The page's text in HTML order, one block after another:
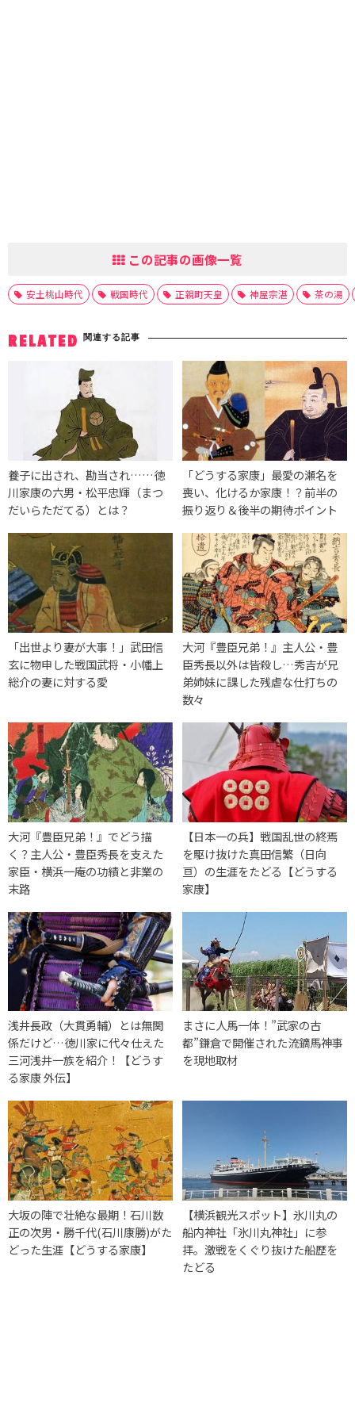
この記事の画像一覧
安土桃山時代 戦国時代 正親町天皇 神屋宗湛 茶の湯
RELATED 関連する記事
養子に出され、勘当され……徳
川家康の六男・松平忠輝（まつ
だいらただてる）とは？
「どうする家康」最愛の瀬名を
喪い、化けるか家康！？前半の
振り返り＆後半の期待ポイント
「出世より妻が大事！」武田信
玄に物申した戦国武将・小幡上
総介の妻に対する愛
大河『豊臣兄弟！』主人公・豊
臣秀長以外は皆殺し…秀吉が兄
弟姉妹に課した残虐な仕打ちの
数々
大河『豊臣兄弟！』でどう描
く？主人公・豊臣秀長を支えた
家臣・横浜一庵の功績と非業の
末路
【日本一の兵】戦国乱世の終焉
を駆け抜けた真田信繁（日向
亘）の生涯をたどる【どうする
家康】
浅井長政（大貫勇輔）とは無関
係だけど…徳川家に代々仕えた
三河浅井一族を紹介！【どうす
る家康 外伝】
まさに人馬一体！”武家の古
都”鎌倉で開催された流鏑馬神事
を現地取材
大坂の陣で壮絶な最期！石川数
正の次男・勝千代(石川康勝)がた
どった生涯【どうする家康】
【横浜観光スポット】氷川丸の
船内神社「氷川丸神社」に参
拝。激戦をくぐり抜けた船歴を
たどる